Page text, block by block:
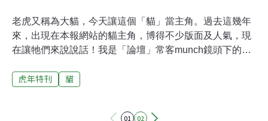
老虎又稱為大貓，今天讓這個「貓」當主角。過去這幾年
來，出現在本報網站的貓主角，博得不少版面及人氣，現
在讓牠們來說說話！我是「論壇」常客munch鏡頭下的
我更相信是被做大了。照過來，公共電視「我們的島－街
虎年特刊 貓
01 02